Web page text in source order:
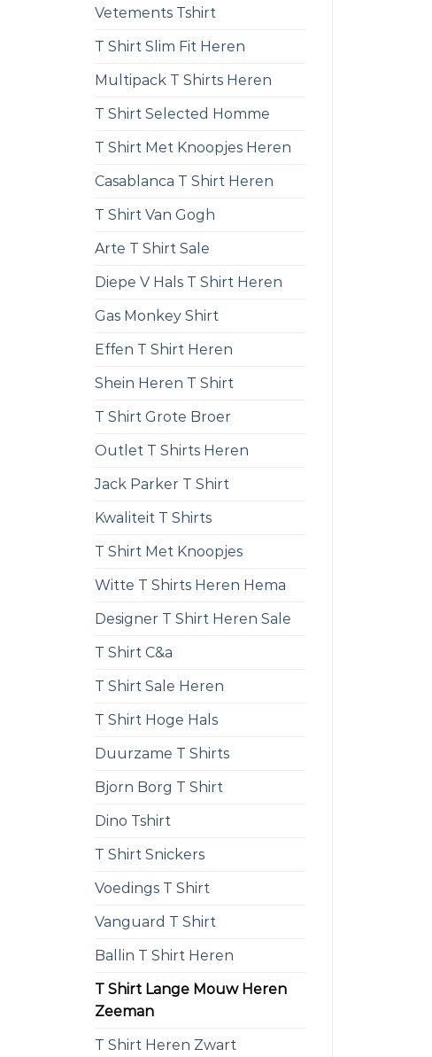
Vetements Tshirt
T Shirt Slim Fit Heren
Multipack T Shirts Heren
T Shirt Selected Homme
T Shirt Met Knoopjes Heren
Casablanca T Shirt Heren
T Shirt Van Gogh
Arte T Shirt Sale
Diepe V Hals T Shirt Heren
Gas Monkey Shirt
Effen T Shirt Heren
Shein Heren T Shirt
T Shirt Grote Broer
Outlet T Shirts Heren
Jack Parker T Shirt
Kwaliteit T Shirts
T Shirt Met Knoopjes
Witte T Shirts Heren Hema
Designer T Shirt Heren Sale
T Shirt C&a
T Shirt Sale Heren
T Shirt Hoge Hals
Duurzame T Shirts
Bjorn Borg T Shirt
Dino Tshirt
T Shirt Snickers
Voedings T Shirt
Vanguard T Shirt
Ballin T Shirt Heren
T Shirt Lange Mouw Heren
Zeeman
T Shirt Heren Zwart